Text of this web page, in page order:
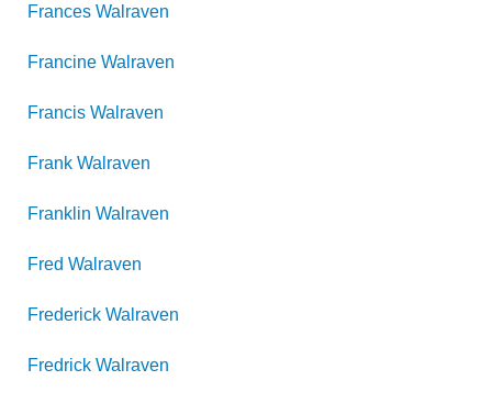
Frances Walraven
Francine Walraven
Francis Walraven
Frank Walraven
Franklin Walraven
Fred Walraven
Frederick Walraven
Fredrick Walraven